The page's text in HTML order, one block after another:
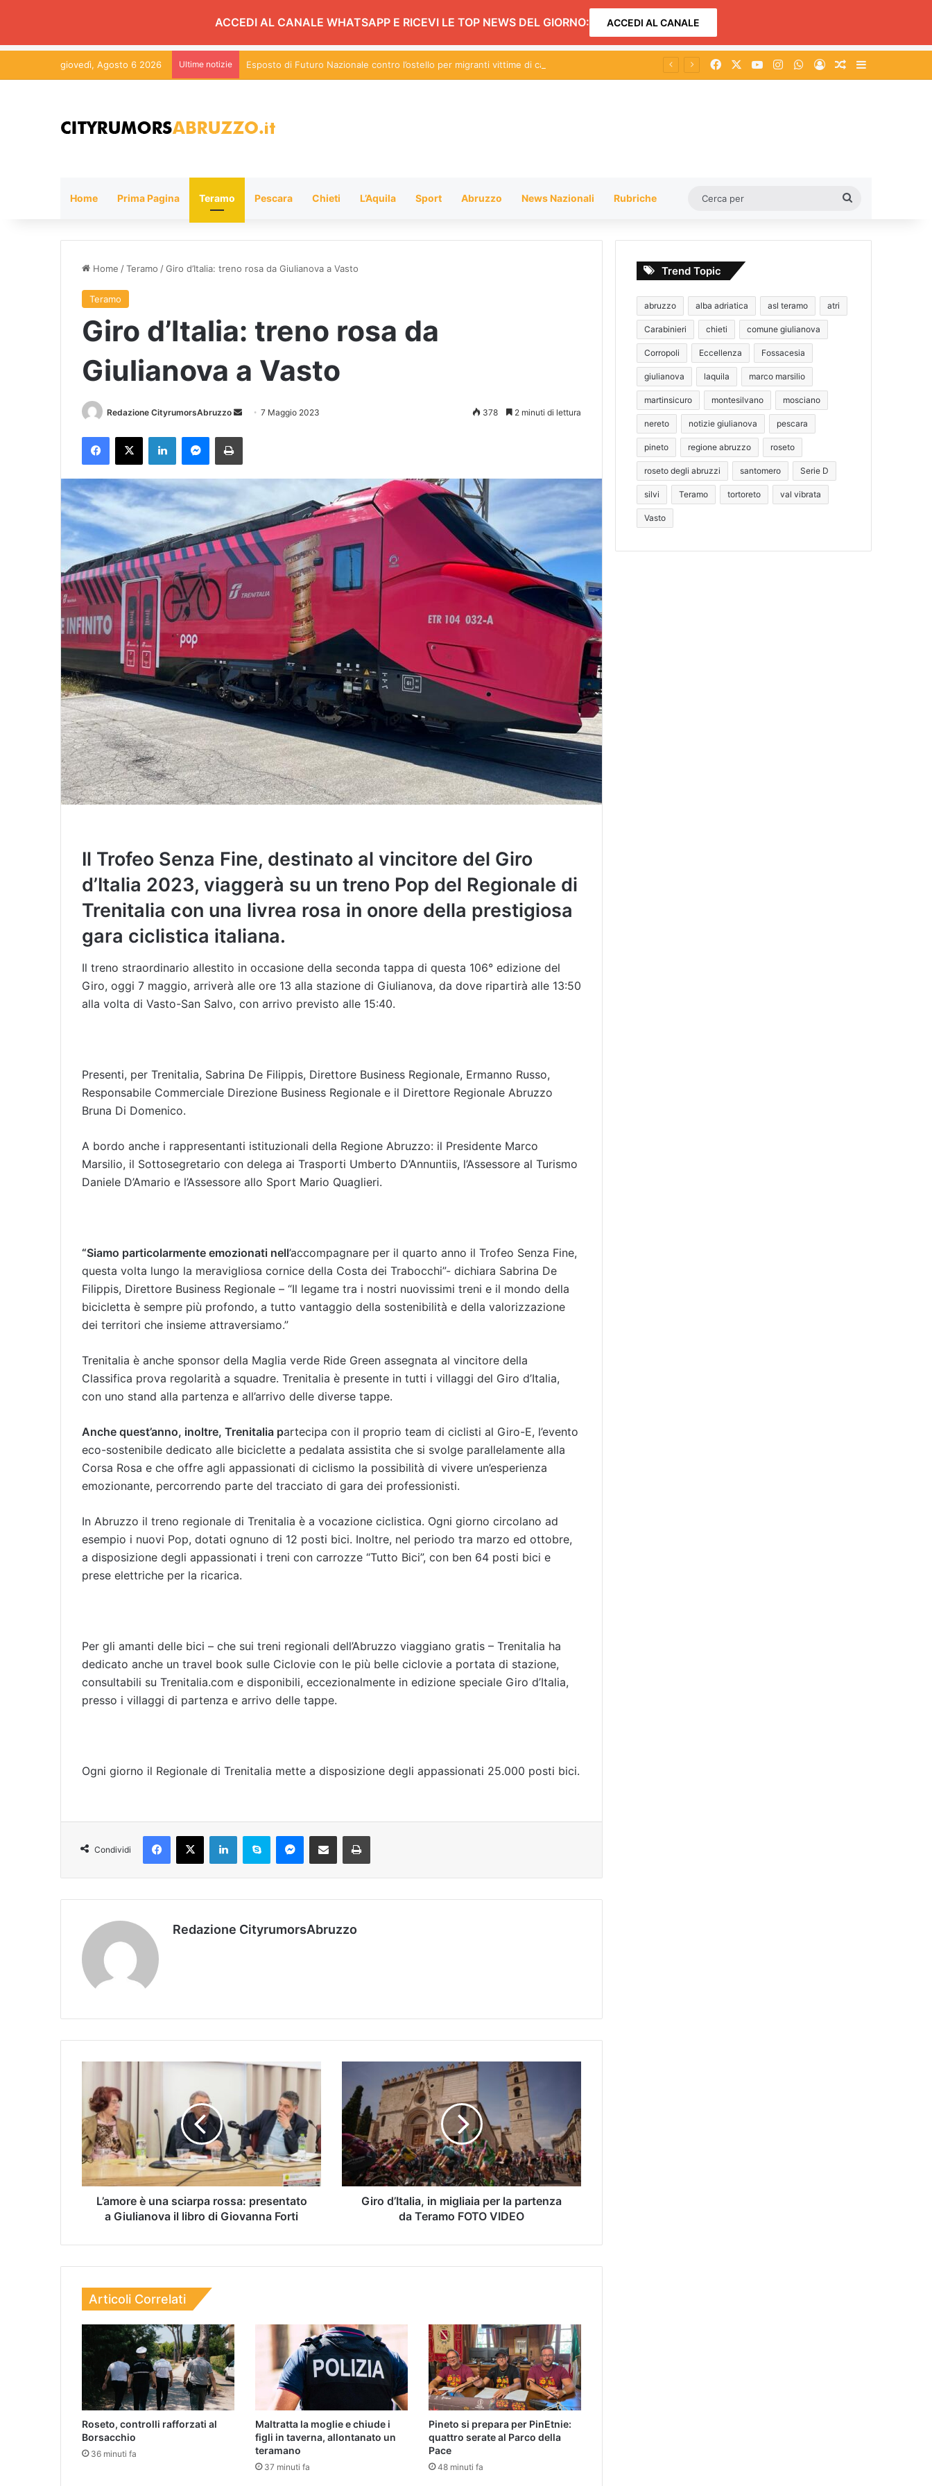
ACCEDI AL CANALE WHATSAPP E RICEVI LE TOP NEWS DEL GIORNO: ACCEDI AL CANALE
giovedì, Agosto 6 2026 Ultime notizie Esposto di Futuro Nazionale contro l’ostello per migranti vittime di caporalato a Pescara Facebook You TubeInstagramWhatsApp
AccediUn articolo a
Home Prima Pagina Teramo Pescara Chieti L’Aquila Sport Abruzzo News Nazionali Rubriche
Home /Teramo /Giro d’Italia: treno rosa da Giulianova a Vasto
Teramo
Giro d’Italia: treno rosa da
Giulianova a Vasto
Redazione CityrumorsAbruzzo
i
a
'
e
m
i
7 Maggio 2023 378 2 minuti di lettura
Il Trofeo Senza Fine, destinato al vincitore del Giro
d’Italia 2023, viaggerà su un treno Pop del Regionale di
Trenitalia con una livrea rosa in onore della prestigiosa
gara ciclistica italiana.
Il treno straordinario allestito in occasione della seconda tappa di questa 106° edizione del
Giro, oggi 7 maggio, arriverà alle ore 13 alla stazione di Giulianova, da dove ripartirà alle 13:50
alla volta di Vasto-San Salvo, con arrivo previsto alle 15:40.
Presenti, per Trenitalia, Sabrina De Filippis, Direttore Business Regionale, Ermanno Russo,
Responsabile Commerciale Direzione Business Regionale e il Direttore Regionale Abruzzo
Bruna Di Domenico.
A bordo anche i rappresentanti istituzionali della Regione Abruzzo: il Presidente Marco
Marsilio, il Sottosegretario con delega ai Trasporti Umberto D’Annuntiis, l’Assessore al Turismo
Daniele D’Amario e l’Assessore allo Sport Mario Quaglieri.
“Siamo particolarmente emozionati nell’accompagnare per il quarto anno il Trofeo Senza Fine,
questa volta lungo la meravigliosa cornice della Costa dei Trabocchi”- dichiara Sabrina De
Filippis, Direttore Business Regionale – “Il legame tra i nostri nuovissimi treni e il mondo della
bicicletta è sempre più profondo, a tutto vantaggio della sostenibilità e della valorizzazione
dei territori che insieme attraversiamo.”
Trenitalia è anche sponsor della Maglia verde Ride Green assegnata al vincitore della
Classifica prova regolarità a squadre. Trenitalia è presente in tutti i villaggi del Giro d’Italia,
con uno stand alla partenza e all’arrivo delle diverse tappe.
Anche quest’anno, inoltre, Trenitalia partecipa con il proprio team di ciclisti al Giro-E, l’evento
eco-sostenibile dedicato alle biciclette a pedalata assistita che si svolge parallelamente alla
Corsa Rosa e che offre agli appassionati di ciclismo la possibilità di vivere un’esperienza
emozionante, percorrendo parte del tracciato di gara dei professionisti.
In Abruzzo il treno regionale di Trenitalia è a vocazione ciclistica. Ogni giorno circolano ad
esempio i nuovi Pop, dotati ognuno di 12 posti bici. Inoltre, nel periodo tra marzo ed ottobre,
a disposizione degli appassionati i treni con carrozze “Tutto Bici”, con ben 64 posti bici e
prese elettriche per la ricarica.
Per gli amanti delle bici – che sui treni regionali dell’Abruzzo viaggiano gratis – Trenitalia ha
dedicato anche un travel book sulle Ciclovie con le più belle ciclovie a portata di stazione,
consultabili su Trenitalia.com e disponibili, eccezionalmente in edizione speciale Giro d’Italia,
presso i villaggi di partenza e arrivo delle tappe.
Ogni giorno il Regionale di Trenitalia mette a disposizione degli appassionati 25.000 posti bici.
Condividi
Redazione CityrumorsAbruzzo
L’amore è una sciarpa rossa: presentato
a Giulianova il libro di Giovanna Forti
Giro d’Italia, in migliaia per la partenza
da Teramo FOTO VIDEO
Articoli Correlati
Roseto, controlli rafforzati al
Borsacchio
36 minuti fa
Maltratta la moglie e chiude i
figli in taverna, allontanato un
teramano
37 minuti fa
Pineto si prepara per PinEtnie:
quattro serate al Parco della
Pace
48 minuti fa
Trend Topic
abruzzo alba adriatica asl teramo atri
Carabinieri chieti comune giulianova
Corropoli Eccellenza Fossacesia
giulianova laquila marco marsilio
martinsicuro montesilvano mosciano
nereto notizie giulianova pescara
pineto regione abruzzo roseto
roseto degli abruzzi santomero Serie D
silvi Teramo tortoreto val vibrata
Vasto